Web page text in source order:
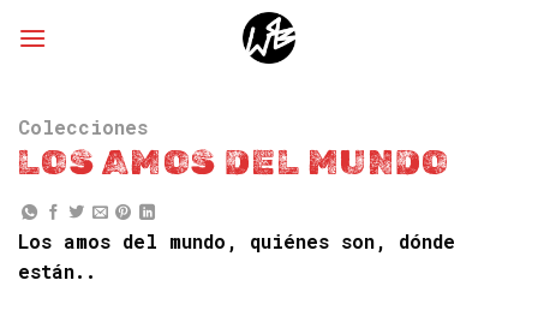
to
Colecciones
LOS AMOS DEL MUNDO
Los amos del mundo, quiénes son, dónde
están..